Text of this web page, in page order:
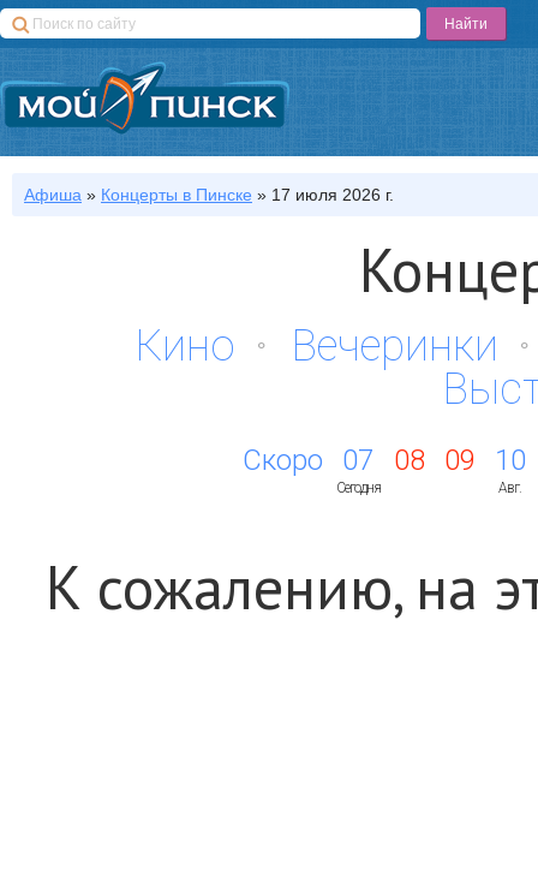
Афиша » Концерты в Пинске » 17 июля 2026 г.
Кино
Вечеринки
Скоро 07
Сегодня
08 09 10
Авг.
К сожалению, на